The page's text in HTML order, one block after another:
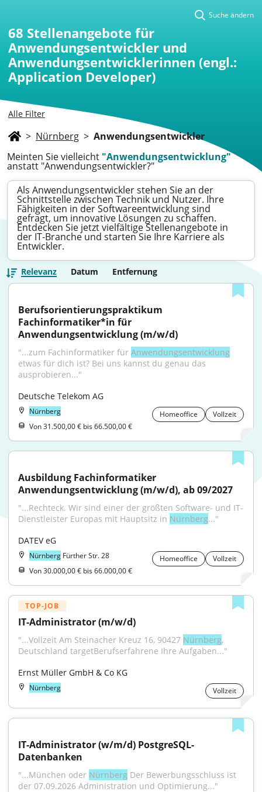
Alle Filter
Suche ändern
68 Stellenangebote für
Anwendungsentwickler und
Anwendungsentwicklerinnen (engl.:
Application Developer)
> Nürnberg > Anwendungsentwickler
Meinten Sie vielleicht "Anwendungsentwicklung"
anstatt "Anwendungsentwickler?"
Als Anwendungsentwickler stehen Sie an der
Schnittstelle zwischen Technik und Nutzer. Ihre
Fähigkeiten in der Softwareentwicklung sind
gefragt, um innovative Lösungen zu schaffen.
Entdecken Sie jetzt vielfältige Stellenangebote in
der IT-Branche und starten Sie Ihre Karriere als
Entwickler.
Relevanz Datum Entfernung
Berufsorientierungspraktikum
Fachinformatiker*in für
Anwendungsentwicklung (m/w/d)
"...zum Fachinformatiker für Anwendungsentwicklung
etwas für dich ist? Bei uns kannst du genau das
ausprobieren..."
Deutsche Telekom AG
Nürnberg Homeoffice
Vollzeit
Von 31.500,00 € bis 66.500,00 €
Ausbildung Fachinformatiker
Anwendungsentwicklung (m/w/d), ab 09/2027
"...Rechteck. Wir sind einer der größten Software- und IT-
Dienstleister Europas mit Hauptsitz in Nürnberg..."
DATEV eG
Nürnberg Fürther Str. 28 Homeoffice
Vollzeit
Von 30.000,00 € bis 66.000,00 €
TOP-JOB
IT-Administrator (m/w/d)
"...Vollzeit Am Steinacher Kreuz 16, 90427 Nürnberg,
Deutschland targetBerufserfahrene Ihre Aufgaben..."
Ernst Müller GmbH & Co KG
Nürnberg Vollzeit
IT-Administrator (w/m/d) PostgreSQL-
Datenbanken
"...München oder Nürnberg Der Bewerbungsschluss ist
der 07.09.2026 Administration und Optimierung..."